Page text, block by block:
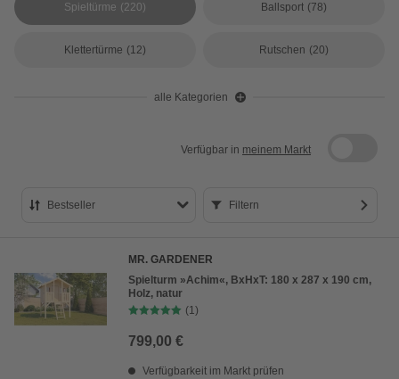
Spieltürme (220) Ballsport (78)
Klettertürme (12) Rutschen (20)
alle Kategorien
Verfügbar in meinem Markt
Bestseller
Preis aufsteigend
Preis absteigend
Filtern
MR. GARDENER
Spielturm »Achim«, BxHxT: 180 x 287 x 190 cm,
Holz, natur
(1)
799,00 €
Verfügbarkeit im Markt prüfen